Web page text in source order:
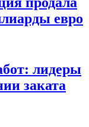
евро
лидеры
заката